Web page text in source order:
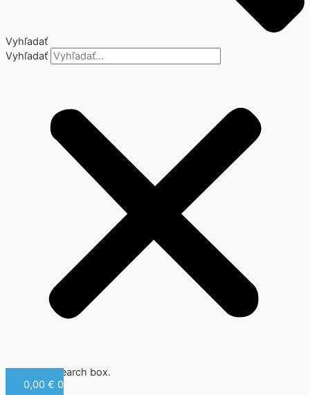
Vyhľadať
Vyhľadať
Close this search box.
0,00 € 0